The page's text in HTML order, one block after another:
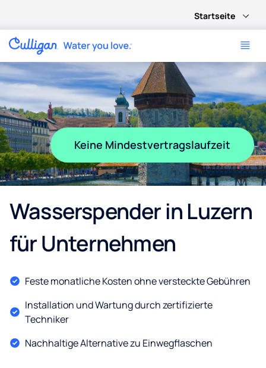
Startseite
Keine Mindestvertragslaufzeit
Wasserspender in Luzern
für Unternehmen
Feste monatliche Kosten ohne versteckte Gebühren
Installation und Wartung durch zertifizierte
Techniker
Nachhaltige Alternative zu Einwegflaschen